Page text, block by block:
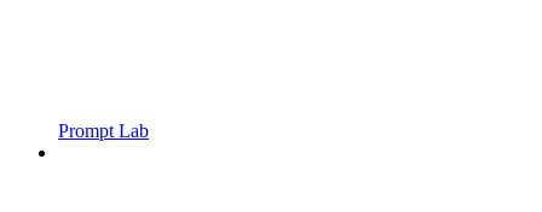
Prompt Lab